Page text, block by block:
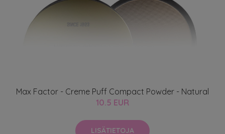
Max Factor - Creme Puff Compact Powder - Natural
10.5 EUR
LISÄTIETOJA